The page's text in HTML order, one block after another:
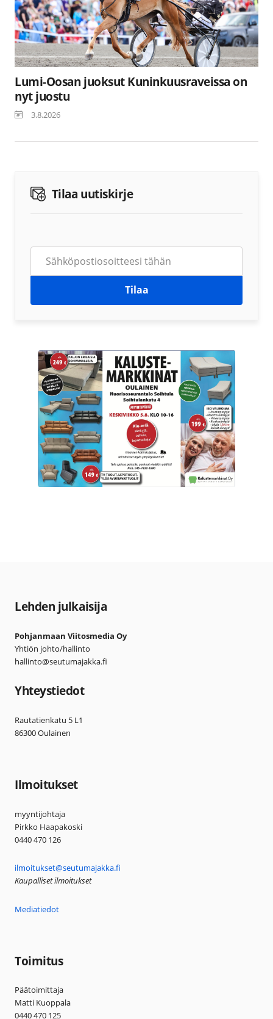
Lumi-Oosan juoksut Kuninkuusraveissa on
nyt juostu
3.8.2026
Tilaa uutiskirje
Tilaa
Lehden julkaisija
Pohjanmaan Viitosmedia Oy
Yhtiön johto/hallinto
hallinto@seutumajakka.fi
Yhteystiedot
Rautatienkatu 5 L1
86300 Oulainen
Ilmoitukset
myyntijohtaja
Pirkko Haapakoski
0440 470 126
ilmoitukset@seutumajakka.fi
Kaupalliset ilmoitukset
Mediatiedot
Toimitus
Päätoimittaja
Matti Kuoppala
0440 470 125